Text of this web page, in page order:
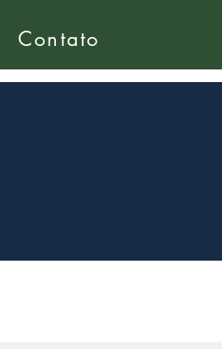
Contato